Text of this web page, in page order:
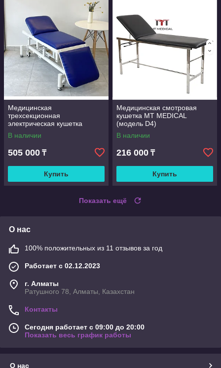
Медицинская
трехсекционная
электрическая кушетка
В наличии
505 000 ₸
Купить
Медицинская смотровая
кушетка MT MEDICAL
(модель D4)
В наличии
216 000 ₸
Купить
Показать ещё
О нас
100% положительных из 11 отзывов за год
Работает с 02.12.2023
г. Алматы
Ратушного 78, Алматы, Казахстан
Контакты
Сегодня работает с 09:00 до 20:00
Показать весь график работы
О нас